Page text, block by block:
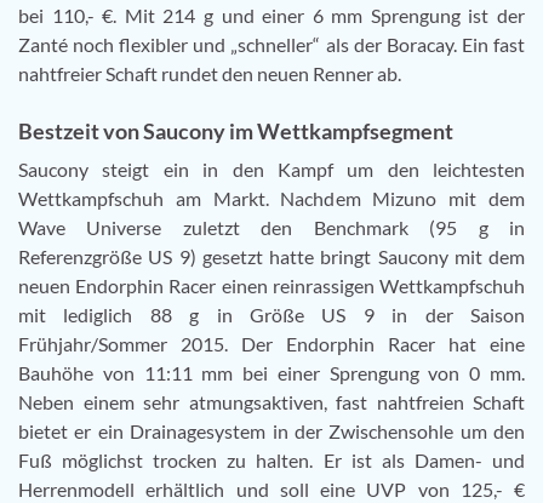
bei 110,- €. Mit 214 g und einer 6 mm Sprengung ist der
Zanté noch flexibler und „schneller“ als der Boracay. Ein fast
nahtfreier Schaft rundet den neuen Renner ab.
Bestzeit von Saucony im Wettkampfsegment
Saucony steigt ein in den Kampf um den leichtesten
Wettkampfschuh am Markt. Nachdem Mizuno mit dem
Wave Universe zuletzt den Benchmark (95 g in
Referenzgröße US 9) gesetzt hatte bringt Saucony mit dem
neuen Endorphin Racer einen reinrassigen Wettkampfschuh
mit lediglich 88 g in Größe US 9 in der Saison
Frühjahr/Sommer 2015. Der Endorphin Racer hat eine
Bauhöhe von 11:11 mm bei einer Sprengung von 0 mm.
Neben einem sehr atmungsaktiven, fast nahtfreien Schaft
bietet er ein Drainagesystem in der Zwischensohle um den
Fuß möglichst trocken zu halten. Er ist als Damen- und
Herrenmodell erhältlich und soll eine UVP von 125,- €